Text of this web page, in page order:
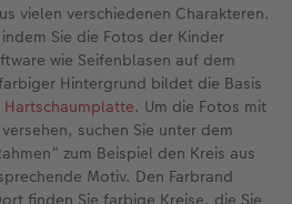
vielen verschiedenen Charakteren.
Sie die Fotos der Kinder
wie Seifenblasen auf dem
Hintergrund bildet die Basis
Hartschaumplatte. Um die Fotos mit
suchen Sie unter dem
zum Beispiel den Kreis aus
Motiv. Den Farbrand
finden Sie farbige Kreise, die Sie